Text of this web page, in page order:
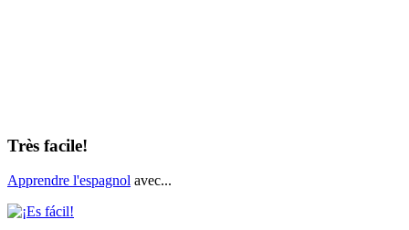
Très facile!
Apprendre l'espagnol avec...